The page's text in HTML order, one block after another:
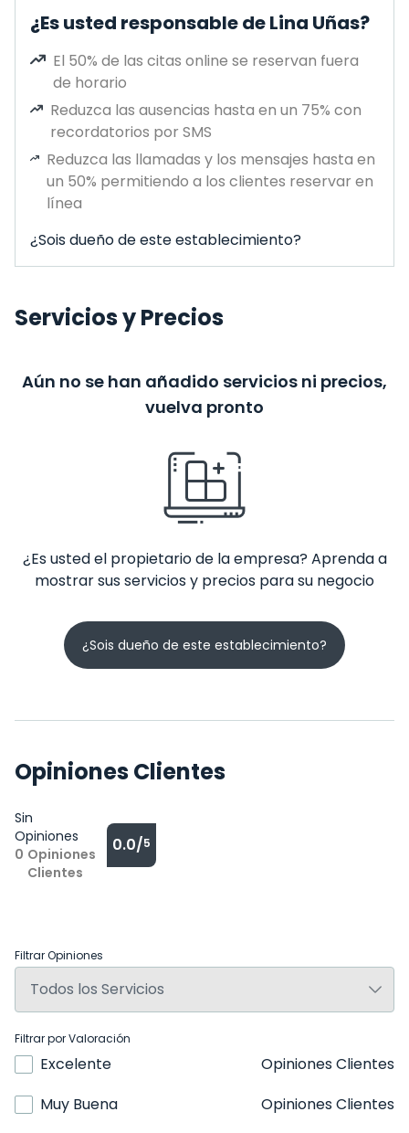
¿Es usted responsable de Lina Uñas?
El 50% de las citas online se reservan fuera
de horario
Reduzca las ausencias hasta en un 75% con
recordatorios por SMS
Reduzca las llamadas y los mensajes hasta en
un 50% permitiendo a los clientes reservar en
línea
¿Sois dueño de este establecimiento?
Servicios y Precios
Aún no se han añadido servicios ni precios,
vuelva pronto
¿Es usted el propietario de la empresa? Aprenda a
mostrar sus servicios y precios para su negocio
¿Sois dueño de este establecimiento?
Opiniones Clientes
Sin
Opiniones
0 Opiniones
Clientes
0.0/5
Filtrar Opiniones
Filtrar por Valoración
Excelente
Opiniones Clientes
Muy Buena
Opiniones Clientes